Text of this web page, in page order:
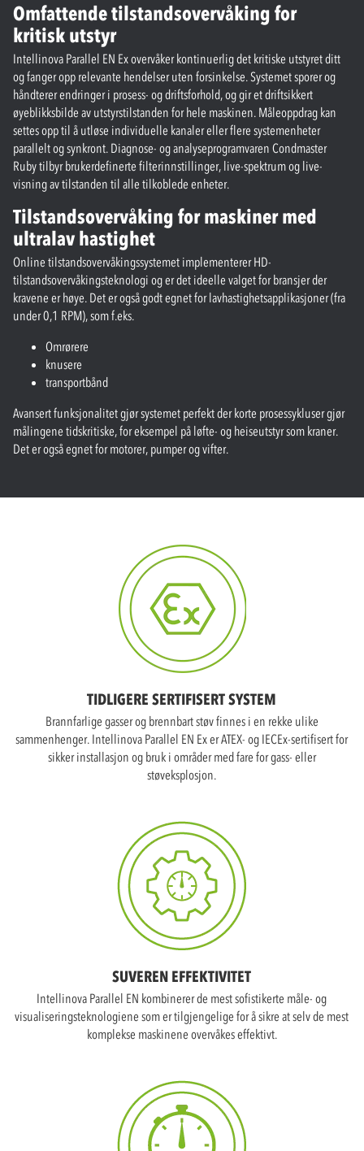
Omfattende tilstandsovervåking for
kritisk utstyr
Intellinova Parallel EN Ex overvåker kontinuerlig det kritiske utstyret ditt
og fanger opp relevante hendelser uten forsinkelse. Systemet sporer og
håndterer endringer i prosess- og driftsforhold, og gir et driftsikkert
øyeblikksbilde av utstyrstilstanden for hele maskinen. Måleoppdrag kan
settes opp til å utløse individuelle kanaler eller flere systemenheter
parallelt og synkront. Diagnose- og analyseprogramvaren Condmaster
Ruby tilbyr brukerdefinerte filterinnstillinger, live-spektrum og live-
visning av tilstanden til alle tilkoblede enheter.
Tilstandsovervåking for maskiner med
ultralav hastighet
Online tilstandsovervåkingssystemet implementerer HD-
tilstandsovervåkingsteknologi og er det ideelle valget for bransjer der
kravene er høye. Det er også godt egnet for lavhastighetsapplikasjoner (fra
under 0,1 RPM), som f.eks.
Omrørere
knusere
transportbånd
Avansert funksjonalitet gjør systemet perfekt der korte prosessykluser gjør
målingene tidskritiske, for eksempel på løfte- og heiseutstyr som kraner.
Det er også egnet for motorer, pumper og vifter.
TIDLIGERE SERTIFISERT SYSTEM
Brannfarlige gasser og brennbart støv finnes i en rekke ulike
sammenhenger. Intellinova Parallel EN Ex er ATEX- og IECEx-sertifisert for
sikker installasjon og bruk i områder med fare for gass- eller
støveksplosjon.
SUVEREN EFFEKTIVITET
Intellinova Parallel EN kombinerer de mest sofistikerte måle- og
visualiseringsteknologiene som er tilgjengelige for å sikre at selv de mest
komplekse maskinene overvåkes effektivt.